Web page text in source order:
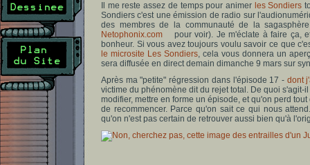
Il me reste assez de temps pour animer les Sondiers
Sondiers c'est une émission de radio sur
des membres de la communauté de la
Netophonix.com
pour voir). Je m'éclate à faire ça,
bonheur. Si vous avez toujours voulu savoir ce que
le microsite Les Sondiers, cela vous donnera un
sera diffusée en direct demain dimanche 9 mars sur
Après ma "petite" régression dans l'épisode 17 - dont
victime du phénomène dit du rejet total. De quoi s'agit-
modifier, mettre en forme un épisode, et qu'on perd
de recommencer. Parce qu'on sait ce qui nous
qu'on n'est pas certain de retrouver aussi bien qu'à